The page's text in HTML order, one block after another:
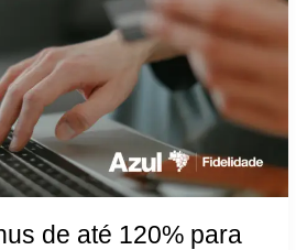
de até 120% para